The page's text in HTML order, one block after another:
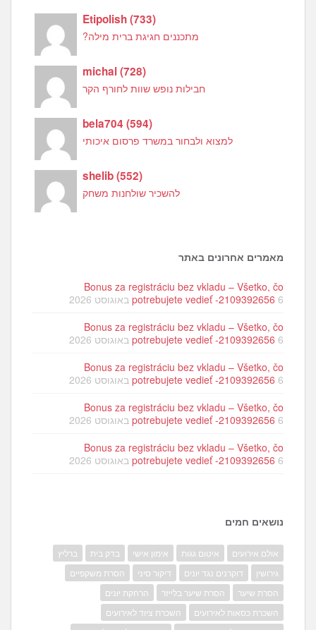
Etipolish(733)
מתכננים חגיגת ברית מילה?
michal(728)
חבילות נופש שוות לחורף הקר
bela704(594)
למצוא ולבחור במשרד פרסום איכותי
shelib(552)
להשכיר שולחנות משחק
מאמרים אחרונים באתר
Bonus za registráciu bez vkladu – Všetko, čo
potrebujete vedieť -2109392656 6 באוגוסט 2026
Bonus za registráciu bez vkladu – Všetko, čo
potrebujete vedieť -2109392656 6 באוגוסט 2026
Bonus za registráciu bez vkladu – Všetko, čo
potrebujete vedieť -2109392656 6 באוגוסט 2026
Bonus za registráciu bez vkladu – Všetko, čo
potrebujete vedieť -2109392656 6 באוגוסט 2026
Bonus za registráciu bez vkladu – Všetko, čo
potrebujete vedieť -2109392656 6 באוגוסט 2026
נושאים חמים
אולם אירועים איטום גגות אימון אישי בדק בית
ברליץ
גירושין
דוקרנים נגד יונים דיקור סיני
הסרת משקפיים
הסרת שיער
הסרת שיער בלייזר
הרחקת יונים
השכרת כסאות לאירועים
השכרת ציוד לאירועים